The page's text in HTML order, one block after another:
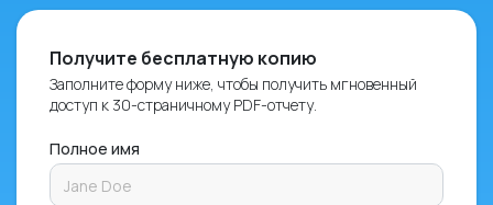
Получите бесплатную копию
Заполните форму ниже, чтобы получить мгновенный
доступ к 30-страничному PDF-отчету.
Полное имя